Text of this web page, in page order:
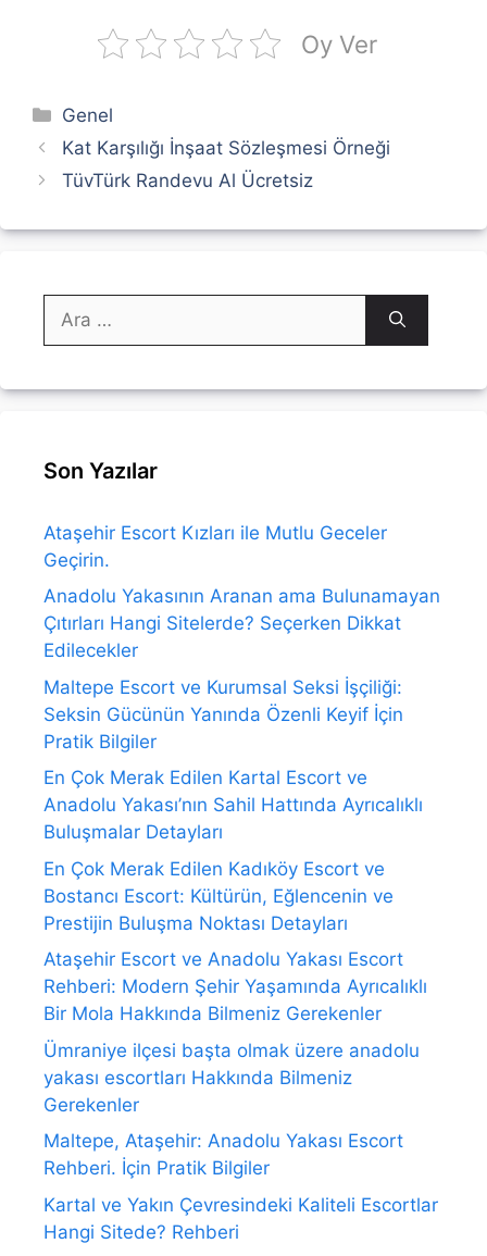
Oy Ver
Kategoriler
Genel
Kat Karşılığı İnşaat Sözleşmesi Örneği
TüvTürk Randevu Al Ücretsiz
ara
Son Yazılar
Ataşehir Escort Kızları ile Mutlu Geceler
Geçirin.
Anadolu Yakasının Aranan ama Bulunamayan
Çıtırları Hangi Sitelerde? Seçerken Dikkat
Edilecekler
Maltepe Escort ve Kurumsal Seksi İşçiliği:
Seksin Gücünün Yanında Özenli Keyif İçin
Pratik Bilgiler
En Çok Merak Edilen Kartal Escort ve
Anadolu Yakası’nın Sahil Hattında Ayrıcalıklı
Buluşmalar Detayları
En Çok Merak Edilen Kadıköy Escort ve
Bostancı Escort: Kültürün, Eğlencenin ve
Prestijin Buluşma Noktası Detayları
Ataşehir Escort ve Anadolu Yakası Escort
Rehberi: Modern Şehir Yaşamında Ayrıcalıklı
Bir Mola Hakkında Bilmeniz Gerekenler
Ümraniye ilçesi başta olmak üzere anadolu
yakası escortları Hakkında Bilmeniz
Gerekenler
Maltepe, Ataşehir: Anadolu Yakası Escort
Rehberi. İçin Pratik Bilgiler
Kartal ve Yakın Çevresindeki Kaliteli Escortlar
Hangi Sitede? Rehberi